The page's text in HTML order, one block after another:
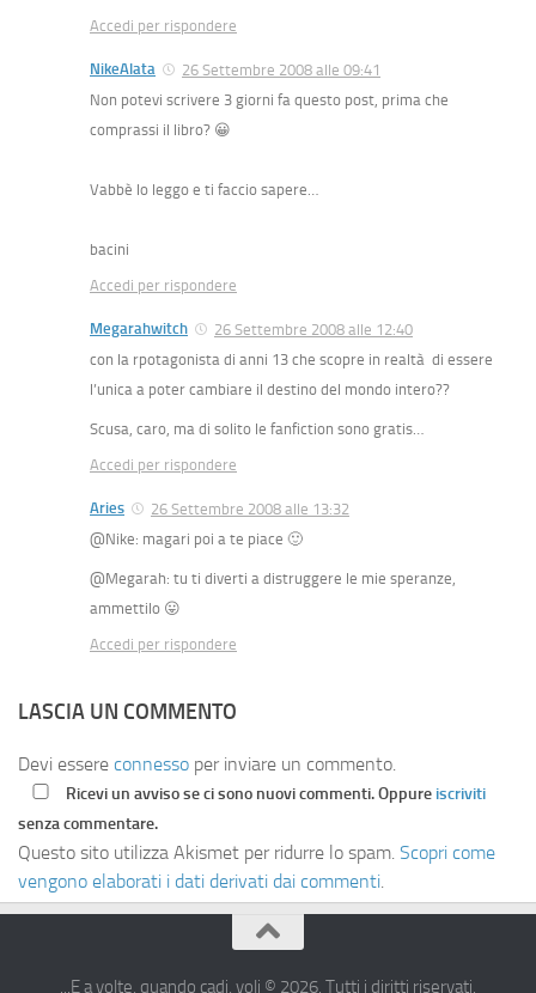
Accedi per rispondere
NikeAlata
26 Settembre 2008 alle 09:41
Non potevi scrivere 3 giorni fa questo post, prima che
comprassi il libro? 😀
Vabbè lo leggo e ti faccio sapere…
bacini
Accedi per rispondere
Megarahwitch
26 Settembre 2008 alle 12:40
con la rpotagonista di anni 13 che scopre in realtà di essere
l’unica a poter cambiare il destino del mondo intero??
Scusa, caro, ma di solito le fanfiction sono gratis…
Accedi per rispondere
Aries
26 Settembre 2008 alle 13:32
@Nike: magari poi a te piace 🙂
@Megarah: tu ti diverti a distruggere le mie speranze,
ammettilo 😛
Accedi per rispondere
LASCIA UN COMMENTO
Devi essere connesso per inviare un commento.
Ricevi un avviso se ci sono nuovi commenti. Oppure iscriviti
senza commentare.
Questo sito utilizza Akismet per ridurre lo spam. Scopri come
vengono elaborati i dati derivati dai commenti.
...E a volte, quando cadi, voli © 2026. Tutti i diritti riservati.